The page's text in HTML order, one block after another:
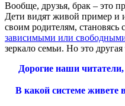
Вообще, друзья, брак – это
Дети видят живой пример и
своим родителям,
зависимыми или
зеркало семьи. Но это
Дорогие наши
В какой системе живете